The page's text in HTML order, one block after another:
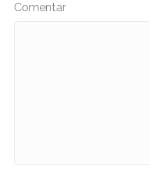
Comentar